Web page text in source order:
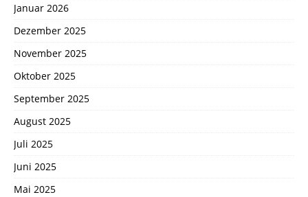
Januar 2026
Dezember 2025
November 2025
Oktober 2025
September 2025
August 2025
Juli 2025
Juni 2025
Mai 2025